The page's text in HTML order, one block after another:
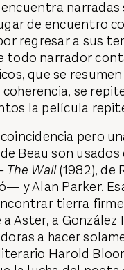
narradas
de encuentro
regresar a sus
todo narrador
que se
se
la película
pero
Beau son
The Wall(1982),
y Alan Parker.
tierra
Aster, a
a hacer
Harold